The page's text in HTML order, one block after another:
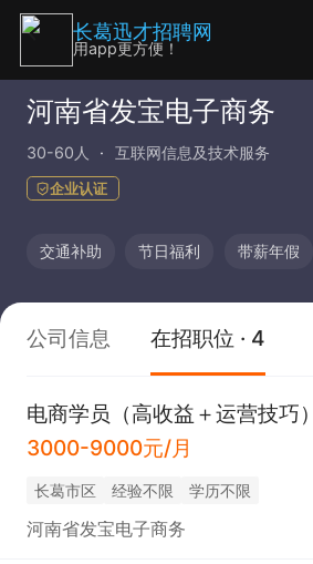
河南省发宝电子商务
30-60人 互联网信息及技术服务
企业认证
交通补助 节日福利 带薪年假
公司信息 在招职位 · 4
电商学员（高收益＋运营技巧）
3000-9000元/月
长葛市区 经验不限 学历不限
河南省发宝电子商务
长葛迅才招聘网
用app更方便！